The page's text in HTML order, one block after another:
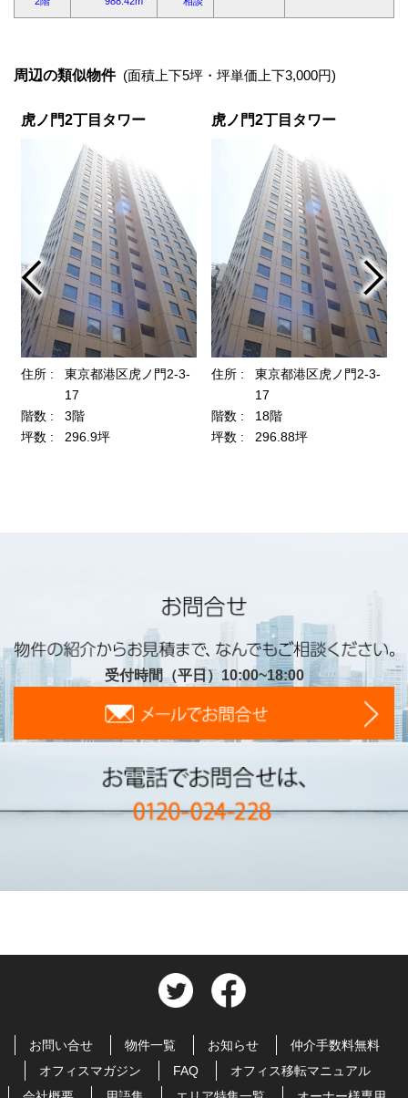
周辺の類似物件 (面積上下5坪・坪単価上下3,000円)
受付時間（平日）10:00~18:00
お問い合せ 物件一覧 お知らせ
仲介手数料無料
オフィスマガジン
FAQ
オフィス移転マニュアル